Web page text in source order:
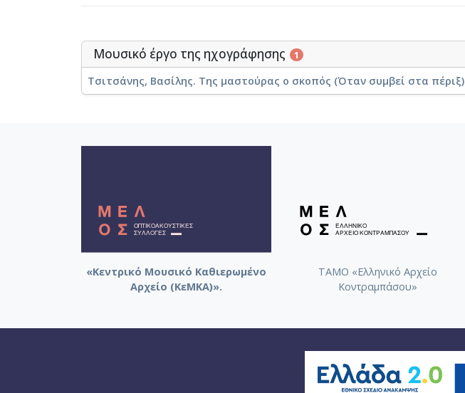
Μουσικό έργο της ηχογράφησης 1
Τσιτσάνης, Βασίλης. Της μαστούρας ο σκοπός (Όταν συμβεί στα πέριξ)
«Κεντρικό Μουσικό Καθιερωμένο
Αρχείο (ΚεΜΚΑ)».
ΤΑΜΟ «Ελληνικό Αρχείο
Κοντραμπάσου»